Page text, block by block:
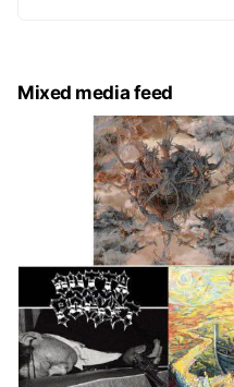
いきたいと思っております
Mixed media feed